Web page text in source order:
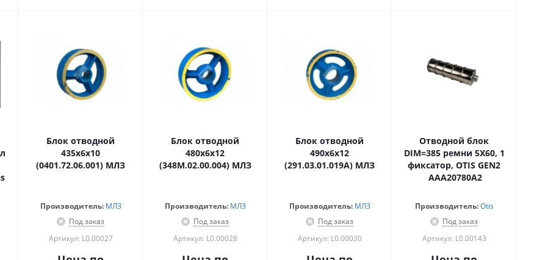
Блок отводной
435х6х10
(0401.72.06.001) МЛЗ
Производитель: МЛЗ
Под заказ
Артикул: L0.00027
Блок отводной
480х6х12
(348М.02.00.004) МЛЗ
Производитель: МЛЗ
Под заказ
Артикул: L0.00028
Блок отводной
490х6х12
(291.03.01.019А) МЛЗ
Производитель: МЛЗ
Под заказ
Артикул: L0.00030
Отводной блок
DIM=385 ремни 5X60, 1
фиксатор, OTIS GEN2
AAA20780A2
Производитель: Otis
Под заказ
Артикул: L0.00143